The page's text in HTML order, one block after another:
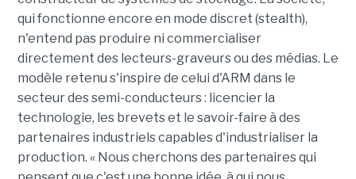
qui fonctionne encore en mode discret (stealth),
n'entend pas produire ni commercialiser
directement des lecteurs-graveurs ou des médias. Le
modèle retenu s'inspire de celui d'ARM dans le
secteur des semi-conducteurs : licencier la
technologie, les brevets et le savoir-faire à des
partenaires industriels capables d'industrialiser la
production. « Nous cherchons des partenaires qui